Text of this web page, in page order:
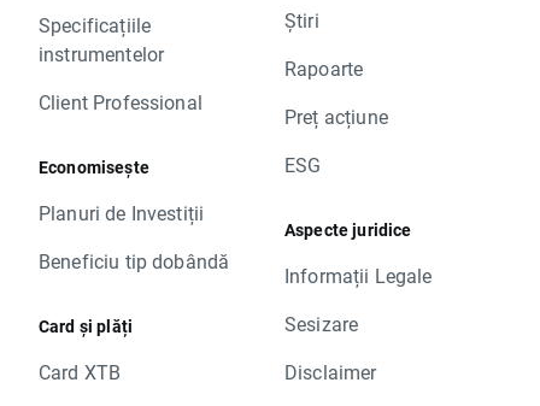
Specificațiile
instrumentelor
Client Professional
Economisește
Planuri de Investiții
Beneficiu tip dobândă
Card și plăți
Card XTB
Știri
Rapoarte
Preț acțiune
ESG
Aspecte juridice
Informații Legale
Sesizare
Disclaimer